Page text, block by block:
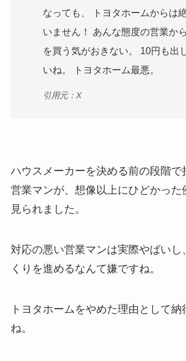
なっても、 トヨタホームからは
いません！ あんな態度の営業か
を買う気がおきない。 10円も出
いね。 トヨタホーム最悪。
引用元：X
ハウスメーカーを決める前の段階で
営業マンが、想像以上にひどかった
見られました。
対応の悪い営業マンは実際やばいし
くりを進めるなんて嫌ですね。
トヨタホームをやめた理由として納
ね。